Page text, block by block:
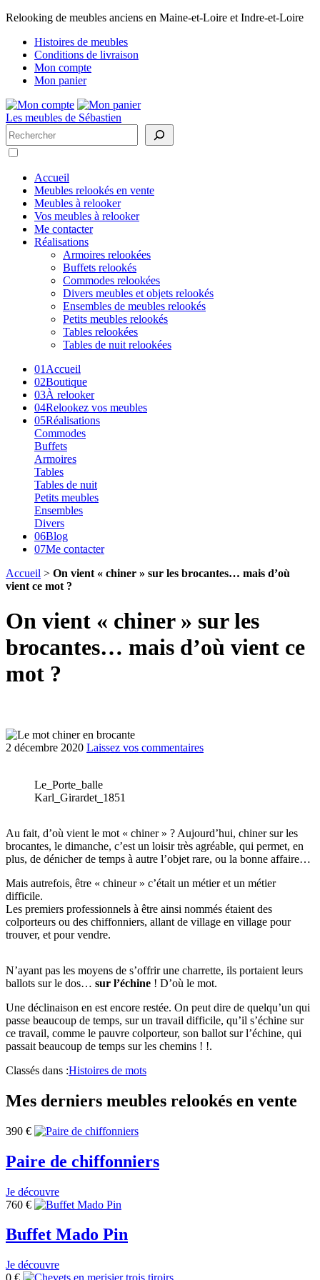
Relooking de meubles anciens en Maine-et-Loire et Indre-et-Loire
Histoires de meubles
Conditions de livraison
Mon compte
Mon panier
Les meubles de Sébastien
Rechercher
Accueil
Meubles relookés en vente
Meubles à relooker
Vos meubles à relooker
Me contacter
Réalisations
Armoires relookées
Buffets relookés
Commodes relookées
Divers meubles et objets relookés
Ensembles de meubles relookés
Petits meubles relookés
Tables relookées
Tables de nuit relookées
01 Accueil
02Boutique
03À relooker
04Relookez vos meubles
05Réalisations
Commodes
Buffets
Armoires
Tables
Tables de nuit
Petits meubles
Ensembles
Divers
06Blog
07Me contacter
Accueil > On vient « chiner » sur les brocantes… mais d’où
vient ce mot ?
On vient « chiner » sur les
brocantes… mais d’où vient ce
mot ?
2 décembre 2020 Laissez vos commentaires
Le_Porte_balle
Karl_Girardet_1851
Au fait, d’où vient le mot « chiner » ? Aujourd’hui, chiner sur les
brocantes, le dimanche, c’est un loisir très agréable, qui permet, en
plus, de dénicher de temps à autre l’objet rare, ou la bonne affaire…
Mais autrefois, être « chineur » c’était un métier et un métier
difficile.
Les premiers professionnels à être ainsi nommés étaient des
colporteurs ou des chiffonniers, allant de village en village pour
trouver, et pour vendre.
N’ayant pas les moyens de s’offrir une charrette, ils portaient leurs
ballots sur le dos… sur l’échine ! D’où le mot.
Une déclinaison en est encore restée. On peut dire de quelqu’un qui
passe beaucoup de temps, sur un travail difficile, qu’il s’échine sur
ce travail, comme le pauvre colporteur, son ballot sur l’échine, qui
passait beaucoup de temps sur les chemins ! !.
Classés dans :Histoires de mots
Mes derniers meubles relookés en vente
390 €
Paire de chiffonniers
Je découvre
760 €
Buffet Mado Pin
Je découvre